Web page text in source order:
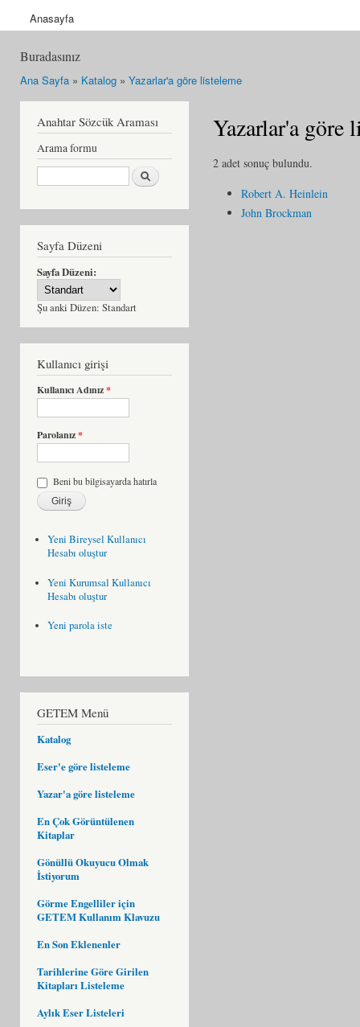
Anasayfa
Buradasınız
Ana Sayfa » Katalog » Yazarlar'a göre listeleme
Anahtar Sözcük Araması
Arama formu
Ara
Sayfa Düzeni
Sayfa Düzeni:
Şu anki Düzen: Standart
Kullanıcı girişi
Kullanıcı Adınız*
Parolanız*
Beni bu bilgisayarda hatırla
Yeni Bireysel Kullanıcı
Hesabı oluştur
Yeni Kurumsal Kullanıcı
Hesabı oluştur
Yeni parola iste
GETEM Menü
Katalog
Eser'e göre listeleme
Yazar'a göre listeleme
En Çok Görüntülenen
Kitaplar
Gönüllü Okuyucu Olmak
İstiyorum
Görme Engelliler için
GETEM Kullanım Klavuzu
En Son Eklenenler
Tarihlerine Göre Girilen
Kitapları Listeleme
Aylık Eser Listeleri
Yazarlar'a göre
2 adet sonuç bulundu.
Robert A. Heinlein
John Brockman